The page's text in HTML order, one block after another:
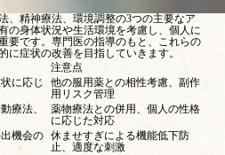
、精神療法、環境調整の3つの主要なア
の身体状況や生活環境を考慮し、個人に
要です。専門医の指導のもと、これらの
に症状の改善を目指していきます。
注意点
に応じ
他の服用薬との相性考慮、副作
用リスク管理
療法、
薬物療法との併用、個人の性格
に応じた対応
機会の 休ませすぎによる機能低下防
止、適度な刺激